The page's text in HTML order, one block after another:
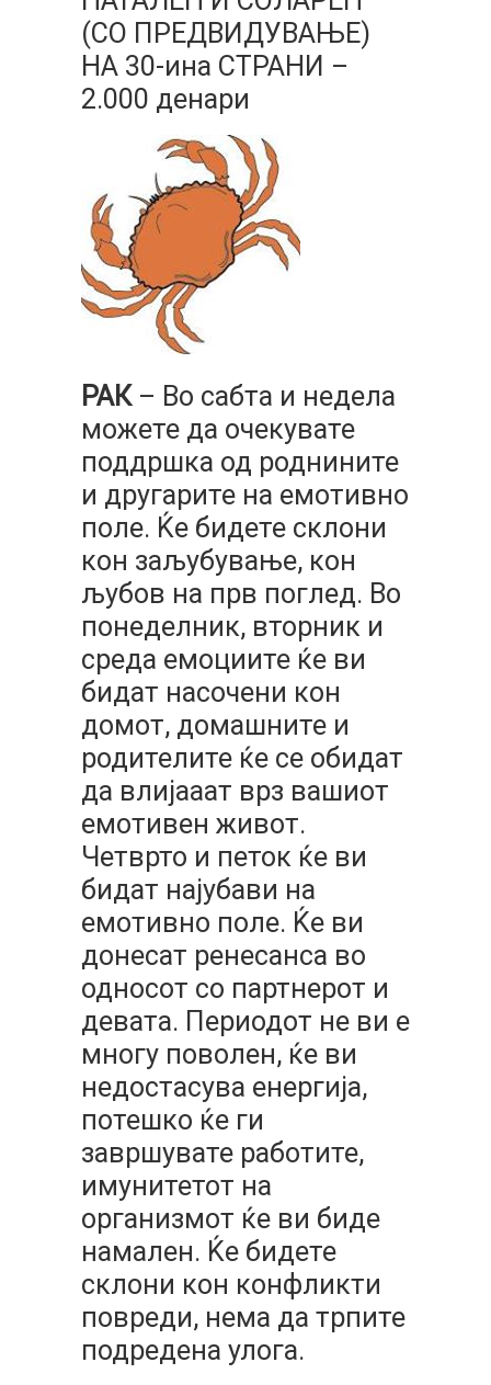
(СО ПРЕДВИДУВАЊЕ)
НА 30-ина СТРАНИ –
2.000 денари
РАК– Во сабта и недела
можете да очекувате
поддршка од роднините
и другарите на емотивно
поле. Ќе бидете склони
кон заљубување, кон
љубов на прв поглед. Во
понеделник, вторник и
среда емоциите ќе ви
бидат насочени кон
домот, домашните и
родителите ќе се обидат
да влијааат врз вашиот
емотивен живот.
Четврто и петок ќе ви
бидат најубави на
емотивно поле. Ќе ви
донесат ренесанса во
односот со партнерот и
девата. Периодот не ви е
многу поволен, ќе ви
недостасува енергија,
потешко ќе ги
завршувате работите,
имунитетот на
организмот ќе ви биде
намален. Ќе бидете
склони кон конфликти
повреди, нема да трпите
подредена улога.